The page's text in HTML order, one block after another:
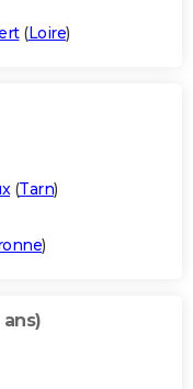
(Loire)
(Tarn)
)
ans)